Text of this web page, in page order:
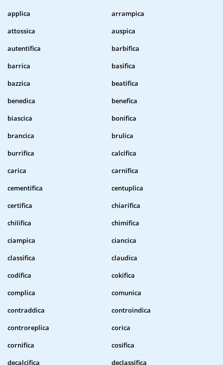
applica
arrampica
attossica
auspica
autentifica
barbifica
barrica
basifica
bazzica
beatifica
benedica
benefica
biascica
bonifica
brancica
brulica
burrifica
calcifica
carica
carnifica
cementifica
centuplica
certifica
chiarifica
chilifica
chimifica
ciampica
ciancica
classifica
claudica
codifica
cokifica
complica
comunica
contraddica
controindica
controreplica
corica
cornifica
cosifica
decalcifica
declassifica